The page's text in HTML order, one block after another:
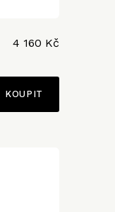
4 160 Kč